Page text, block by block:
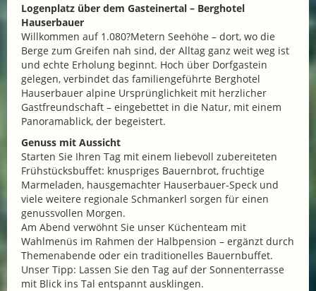
Logenplatz über dem Gasteinertal – Berghotel
Hauserbauer
Willkommen auf 1.080?Metern Seehöhe – dort, wo die
Berge zum Greifen nah sind, der Alltag ganz weit weg ist
und echte Erholung beginnt. Hoch über Dorfgastein
gelegen, verbindet das familiengeführte Berghotel
Hauserbauer alpine Ursprünglichkeit mit herzlicher
Gastfreundschaft – eingebettet in die Natur, mit einem
Panoramablick, der begeistert.
Genuss mit Aussicht
Starten Sie Ihren Tag mit einem liebevoll zubereiteten
Frühstücksbuffet: knuspriges Bauernbrot, fruchtige
Marmeladen, hausgemachter Hauserbauer-Speck und
viele weitere regionale Schmankerl sorgen für einen
genussvollen Morgen.
Am Abend verwöhnt Sie unser Küchenteam mit
Wahlmenüs im Rahmen der Halbpension – ergänzt durch
Themenabende oder ein traditionelles Bauernbuffet.
Unser Tipp: Lassen Sie den Tag auf der Sonnenterrasse
mit Blick ins Tal entspannt ausklingen.